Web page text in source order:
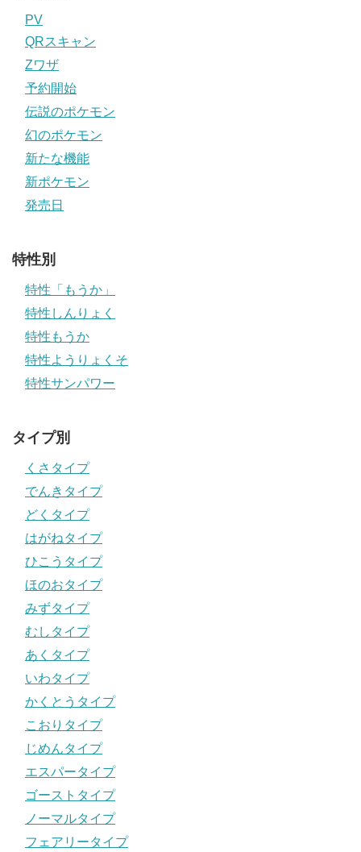
PV
QRスキャン
Zワザ
予約開始
伝説のポケモン
幻のポケモン
新たな機能
新ポケモン
発売日
特性別
特性「もうか」
特性しんりょく
特性もうか
特性ようりょくそ
特性サンパワー
タイプ別
くさタイプ
でんきタイプ
どくタイプ
はがねタイプ
ひこうタイプ
ほのおタイプ
みずタイプ
むしタイプ
あくタイプ
いわタイプ
かくとうタイプ
こおりタイプ
じめんタイプ
エスパータイプ
ゴーストタイプ
ノーマルタイプ
フェアリータイプ